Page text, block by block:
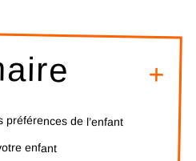
de l’enfant
enfant